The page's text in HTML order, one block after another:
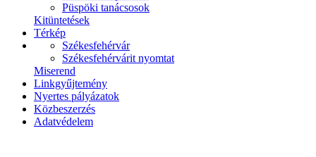
Püspöki tanácsosok
Kitüntetések
Térkép
Székesfehérvár
Székesfehérvárit nyomtat
Miserend
Linkgyűjtemény
Nyertes pályázatok
Közbeszerzés
Adatvédelem